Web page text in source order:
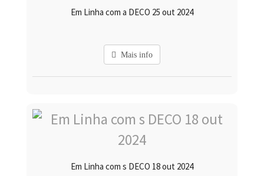
Em Linha com a DECO 25 out 2024
Mais info
Em Linha com s DECO 18 out 2024